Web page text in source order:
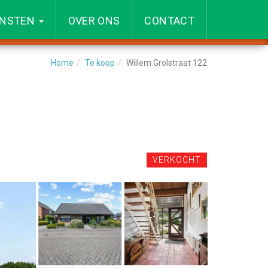
OVER ONS CONTACT
Home Te koop Willem Grolstraat 122
VERKOCHT